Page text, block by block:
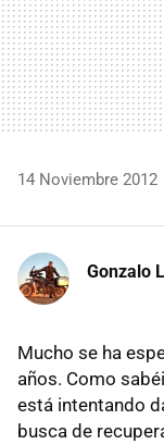
14 Noviembre 2012
Gonzalo
Mucho se ha
años. Como
está intentando
busca de